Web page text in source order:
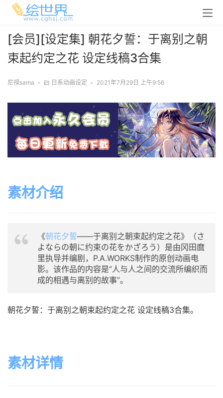
[会员][设定集] 朝花夕誓：于离别之朝
束起约定之花 设定线稿3合集
尼禄sama • 日系动画设定 • 2021年7月29日 上午9:56
素材介绍
《朝花夕誓——于离别之朝束起约定之花》（さ
よならの朝に约束の花をかざろう）是由冈田麿
里执导并编剧，P.A.WORKS制作的原创动画电
影。该作品的内容是“人与人之间的交流所编织而
成的相遇与离别的故事”。
朝花夕誓：于离别之朝束起约定之花 设定线稿3合集。
素材详情